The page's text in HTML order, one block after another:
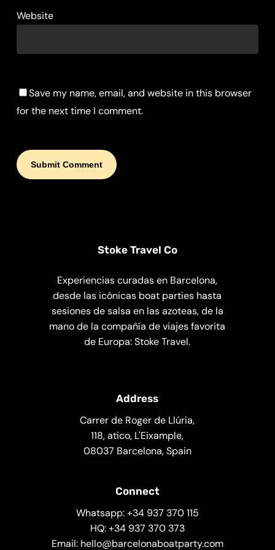
Website
Save my name, email, and website in this browser
for the next time I comment.
Stoke Travel Co
Experiencias curadas en Barcelona,
desde las icónicas boat parties hasta
sesiones de salsa en las azoteas, de la
mano de la compañía de viajes favorita
de Europa: Stoke Travel.
Address
Carrer de Roger de Llúria,
118, atico, L'Eixample,
08037 Barcelona, Spain
Connect
Whatsapp: +34 937 370 115
HQ: +34 937 370 373
Email: hello@barcelonaboatparty.com